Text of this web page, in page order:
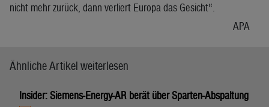
nicht mehr zurück, dann verliert Europa das Gesicht“.
APA
Ähnliche Artikel weiterlesen
Insider: Siemens-Energy-AR berät über Sparten-Abspaltung